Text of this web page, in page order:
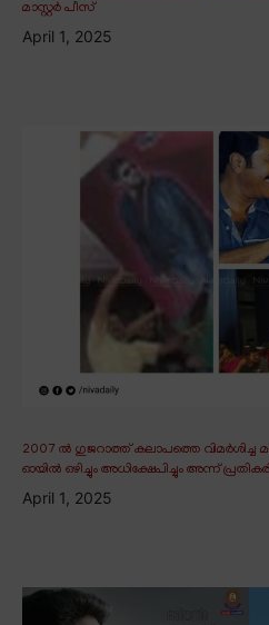
മാസ്റ്റർ പീസ്
April 1, 2025
2007 ൽ ഗുജറാത്ത് കലാപത്തെ വിമർശിച്ച
ഓയിൽ ഒഴിച്ചും അധിക്ഷേപിച്ചും അന്ന്
April 1, 2025